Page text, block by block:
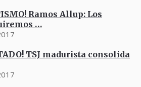
Ramos Allup: Los
…
TSJ madurista consolida